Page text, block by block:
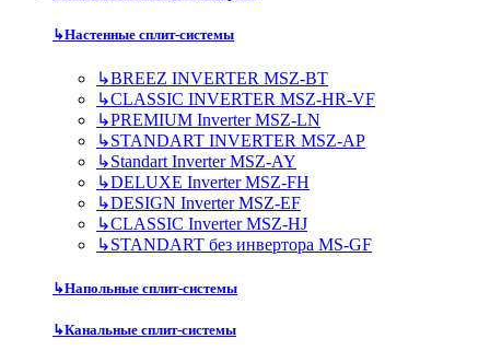
↳Настенные сплит-системы
↳BREEZ INVERTER MSZ-BT
↳CLASSIC INVERTER MSZ-HR-VF
↳PREMIUM Inverter MSZ-LN
↳STANDART INVERTER MSZ-AP
↳Standart Inverter MSZ-AY
↳DELUXE Inverter MSZ-FH
↳DESIGN Inverter MSZ-EF
↳CLASSIC Inverter MSZ-HJ
↳STANDART без инвертора MS-GF
↳Напольные сплит-системы
↳Канальные сплит-системы